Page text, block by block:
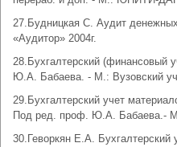
27.Будницкая С. Аудит
«Аудитор» 2004г.
28.Бухгалтерский (финансовый
Ю.А. Бабаева. - М.: Вузовский
29.Бухгалтерский учет
Под ред. проф. Ю.А. Бабаева.-
30.Геворкян Е.А. Бухгалтерский